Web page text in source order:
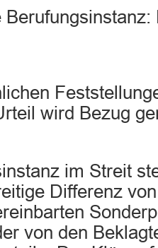
wird Bezug
im Streit
Differenz
von den